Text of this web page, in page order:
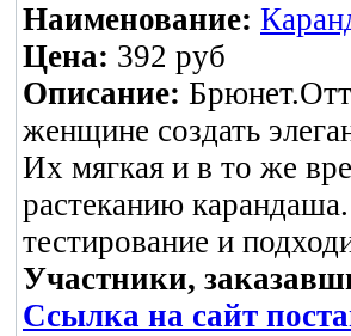
Наименование:
Цена: 392 руб
Описание:
женщине создать
Их мягкая и в то же
растеканию
тестирование и
Участники,
Ссылка на сайт